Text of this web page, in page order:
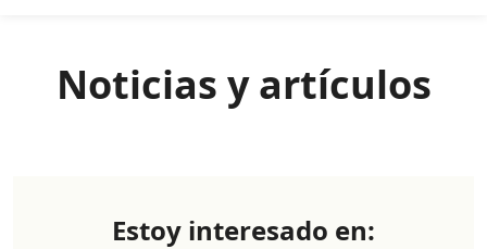
Noticias y artículos
Estoy interesado en: